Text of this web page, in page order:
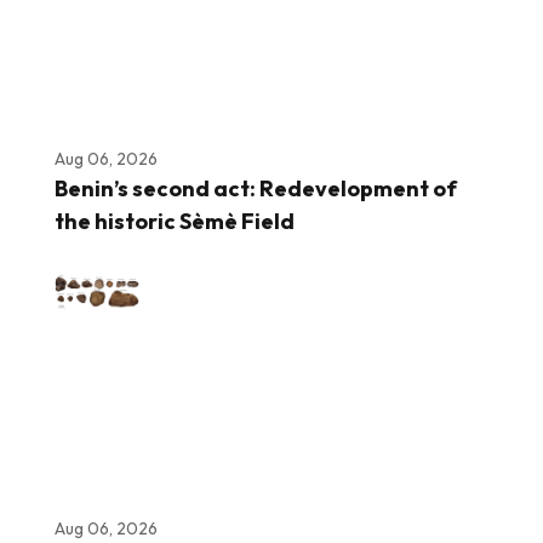
Aug 06, 2026
Benin’s second act: Redevelopment of
the historic Sèmè Field
Aug 06, 2026